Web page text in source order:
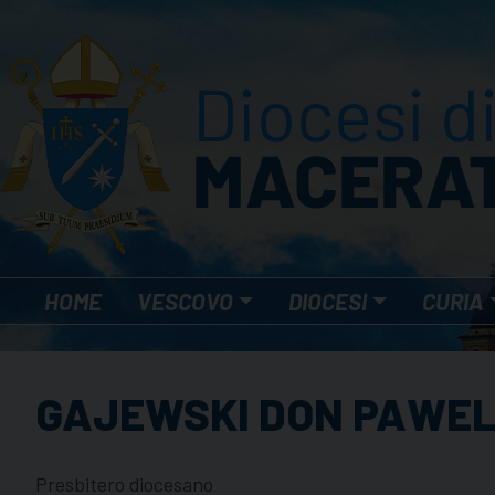
content
HOME VESCOVO DIOCESI CURIA
GAJEWSKI DON PAWEL
Presbitero diocesano